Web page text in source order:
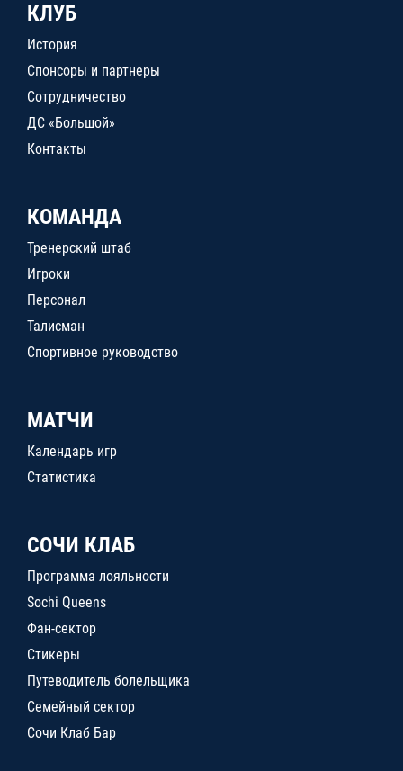
КЛУБ
История
Спонсоры и партнеры
Сотрудничество
ДС «Большой»
Контакты
КОМАНДА
Тренерский штаб
Игроки
Персонал
Талисман
Спортивное руководство
МАТЧИ
Календарь игр
Статистика
СОЧИ КЛАБ
Программа лояльности
Sochi Queens
Фан-сектор
Стикеры
Путеводитель болельщика
Семейный сектор
Сочи Клаб Бар